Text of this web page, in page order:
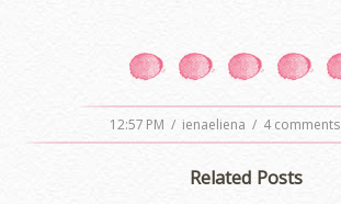
12:57 PM / ienaeliena / 4 comments
Related Posts